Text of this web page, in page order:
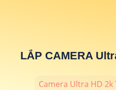
LẮP CAMERA
Camera Ultra HD 2k